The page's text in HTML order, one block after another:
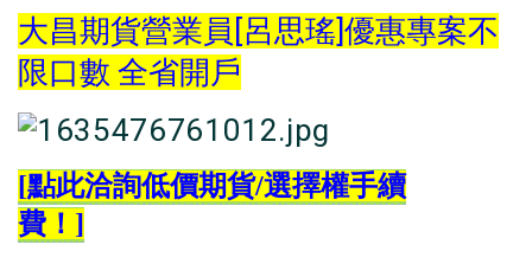
大昌期貨營業員[呂思瑤]優惠專案不
限口數 全省開戶
[點此洽詢低價期貨/選擇權手續
費！ ]